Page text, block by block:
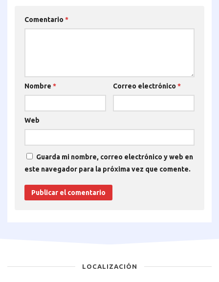
Comentario *
Nombre * Correo electrónico *
Web
Guarda mi nombre, correo electrónico y web en
este navegador para la próxima vez que comente.
LOCALIZACIÓN